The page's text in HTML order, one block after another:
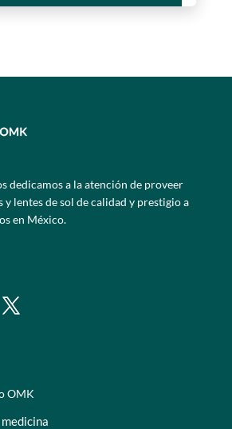
dedicamos a la atención de proveer
y lentes de sol de calidad y prestigio a
en México.
OMK